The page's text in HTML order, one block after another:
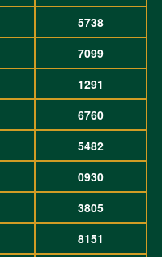
5738
7099
1291
6760
5482
0930
3805
8151